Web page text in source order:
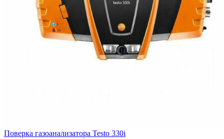
Поверка газоанализатора Testo 330i